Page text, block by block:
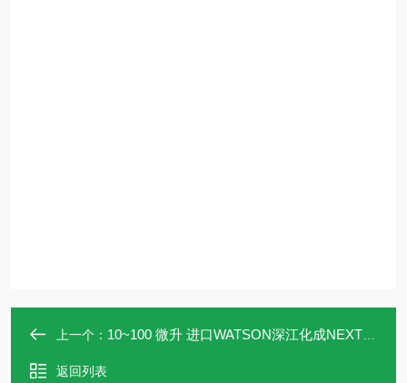
上一个： 10~100 微升 进口WATSON深江化成NEXTY-S100单通道移液器
返回列表